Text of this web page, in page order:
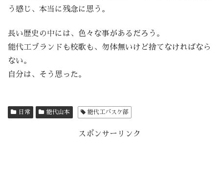
う感じ、本当に残念に思う。
長い歴史の中には、色々な事があるだろう。
能代工ブランドも校歌も、勿体無いけど捨てなければなら
ない。
自分は、そう思った。
日常 能代山本 能代工バスケ部
スポンサーリンク